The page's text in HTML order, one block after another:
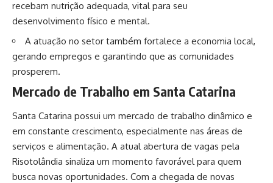
recebam nutrição adequada, vital para seu
desenvolvimento físico e mental.
A atuação no setor também fortalece a economia local,
gerando empregos e garantindo que as comunidades
prosperem.
Mercado de Trabalho em Santa Catarina
Santa Catarina possui um mercado de trabalho dinâmico e
em constante crescimento, especialmente nas áreas de
serviços e alimentação. A atual abertura de vagas pela
Risotolândia sinaliza um momento favorável para quem
busca novas oportunidades. Com a chegada de novas